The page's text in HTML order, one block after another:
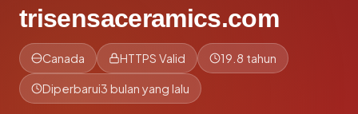
trisensaceramics.com
Canada HTTPS Valid 19.8 tahun
Diperbarui3 bulan yang lalu